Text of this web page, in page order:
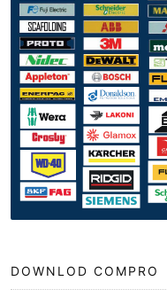
DOWNLOD COMPRO